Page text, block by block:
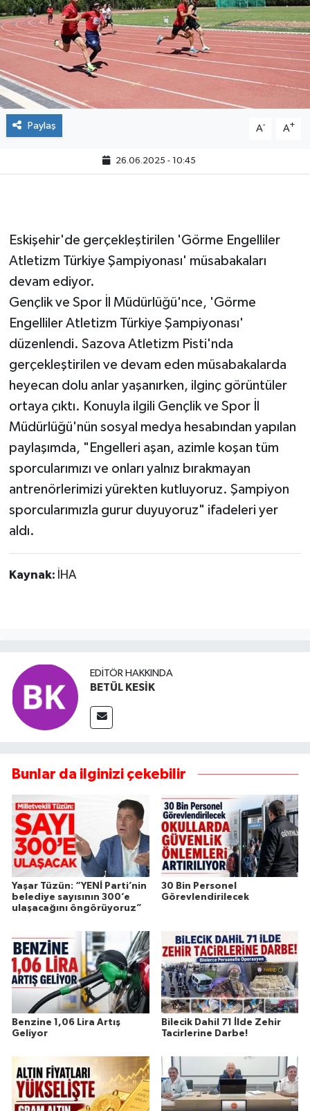
Paylaş A- A+
26.06.2025 - 10:45
Eskişehir'de gerçekleştirilen 'Görme Engelliler
Atletizm Türkiye Şampiyonası' müsabakaları
devam ediyor.
Gençlik ve Spor İl Müdürlüğü'nce, 'Görme
Engelliler Atletizm Türkiye Şampiyonası'
düzenlendi. Sazova Atletizm Pisti'nda
gerçekleştirilen ve devam eden müsabakalarda
heyecan dolu anlar yaşanırken, ilginç görüntüler
ortaya çıktı. Konuyla ilgili Gençlik ve Spor İl
Müdürlüğü'nün sosyal medya hesabından yapılan
paylaşımda, "Engelleri aşan, azimle koşan tüm
sporcularımızı ve onları yalnız bırakmayan
antrenörlerimizi yürekten kutluyoruz. Şampiyon
sporcularımızla gurur duyuyoruz" ifadeleri yer
aldı.
Kaynak: İHA
EDITÖR HAKKINDA
BETÜL KESİK
Bunlar da ilginizi çekebilir
Yaşar Tüzün: “YENİ Parti’nin
belediye sayısının 300’e
ulaşacağını öngörüyoruz”
30 Bin Personel
Görevlendirilecek
Benzine 1,06 Lira Artış
Geliyor
Bilecik Dahil 71 İlde Zehir
Tacirlerine Darbe!